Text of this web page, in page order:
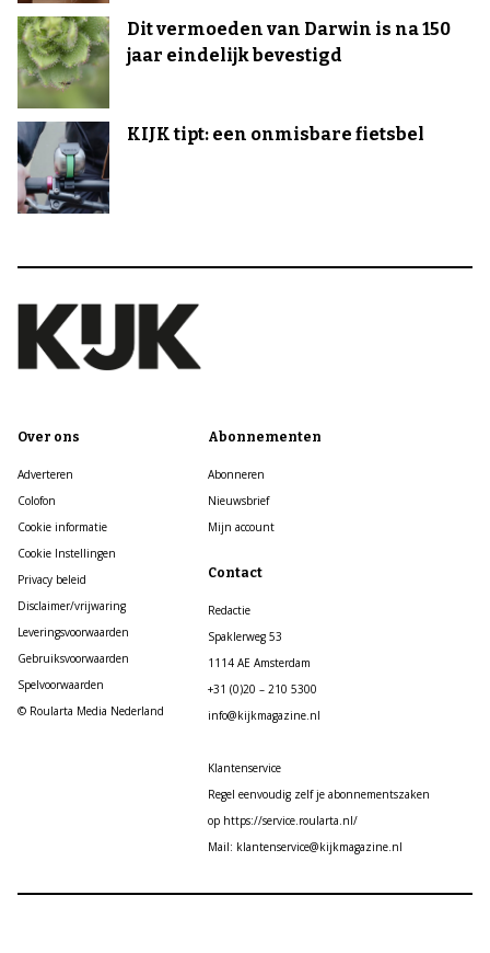
Dit vermoeden van Darwin is na 150
jaar eindelijk bevestigd
KIJK tipt: een onmisbare fietsbel
Over ons
Adverteren
Colofon
Cookie informatie
Cookie Instellingen
Privacy beleid
Disclaimer/vrijwaring
Leveringsvoorwaarden
Gebruiksvoorwaarden
Spelvoorwaarden
© Roularta Media Nederland
Abonnementen
Abonneren
Nieuwsbrief
Mijn account
Contact
Redactie
Spaklerweg 53
1114 AE Amsterdam
+31 (0)20 – 210 5300
info@kijkmagazine.nl
Klantenservice
Regel eenvoudig zelf je abonnementszaken
op https://service.roularta.nl/
Mail: klantenservice@kijkmagazine.nl